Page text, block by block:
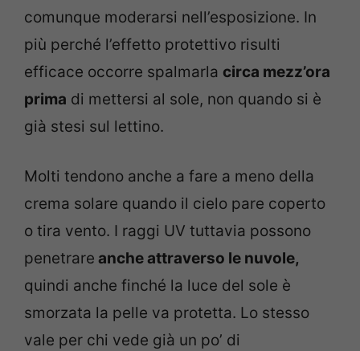
comunque moderarsi nell’esposizione. In
più perché l’effetto protettivo risulti
efficace occorre spalmarla circa mezz’ora
prima di mettersi al sole, non quando si è
già stesi sul lettino.
Molti tendono anche a fare a meno della
crema solare quando il cielo pare coperto
o tira vento. I raggi UV tuttavia possono
penetrare anche attraverso le nuvole,
quindi anche finché la luce del sole è
smorzata la pelle va protetta. Lo stesso
vale per chi vede già un po’ di